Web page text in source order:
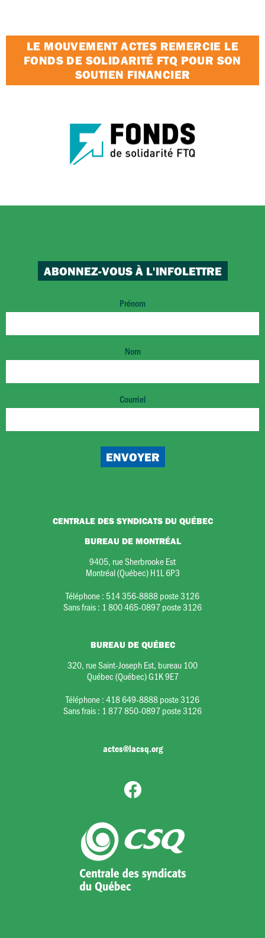
LE MOUVEMENT ACTES REMERCIE LE
FONDS DE SOLIDARITÉ FTQ POUR SON
SOUTIEN FINANCIER
ABONNEZ-VOUS À L'INFOLETTRE
Prénom
Nom
Courriel
CENTRALE DES SYNDICATS DU QUÉBEC
BUREAU DE MONTRÉAL
9405, rue Sherbrooke Est
Montréal (Québec) H1L 6P3
Téléphone : 514 356-8888 poste 3126
Sans frais : 1 800 465-0897 poste 3126
BUREAU DE QUÉBEC
320, rue Saint-Joseph Est, bureau 100
Québec (Québec) G1K 9E7
Téléphone :418 649-8888 poste 3126
Sans frais : 1 877 850-0897 poste 3126
actes@lacsq.org